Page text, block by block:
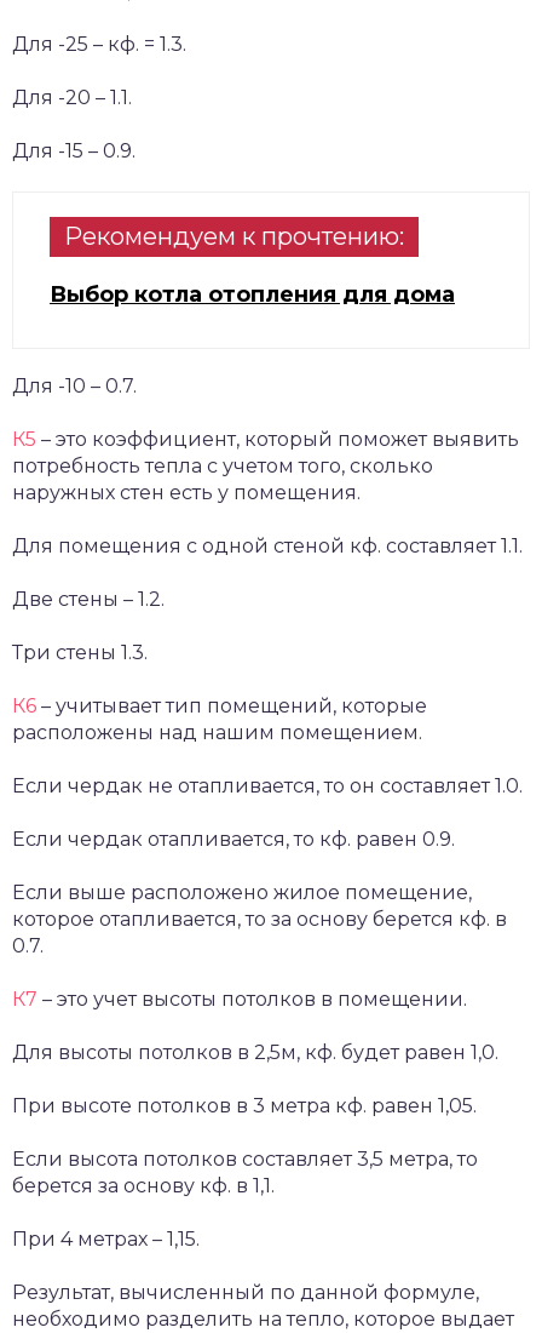
Для -25 – кф. = 1.3.
Для -20 – 1.1.
Для -15 – 0.9.
Рекомендуем к прочтению:
Выбор котла отопления для дома
Для -10 – 0.7.
К5 – это коэффициент, который поможет выявить
потребность тепла с учетом того, сколько
наружных стен есть у помещения.
Для помещения с одной стеной кф. составляет 1.1.
Две стены – 1.2.
Три стены 1.3.
К6 – учитывает тип помещений, которые
расположены над нашим помещением.
Если чердак не отапливается, то он составляет 1.0.
Если чердак отапливается, то кф. равен 0.9.
Если выше расположено жилое помещение,
которое отапливается, то за основу берется кф. в
0.7.
К7 – это учет высоты потолков в помещении.
Для высоты потолков в 2,5м, кф. будет равен 1,0.
При высоте потолков в 3 метра кф. равен 1,05.
Если высота потолков составляет 3,5 метра, то
берется за основу кф. в 1,1.
При 4 метрах – 1,15.
Результат, вычисленный по данной формуле,
необходимо разделить на тепло, которое выдает